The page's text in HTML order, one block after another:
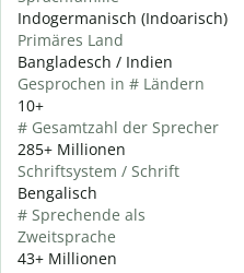
Indogermanisch (Indoarisch)
Primäres Land
Bangladesch / Indien
Gesprochen in # Ländern
10+
# Gesamtzahl der Sprecher
285+ Millionen
Schriftsystem / Schrift
Bengalisch
# Sprechende als
Zweitsprache
43+ Millionen